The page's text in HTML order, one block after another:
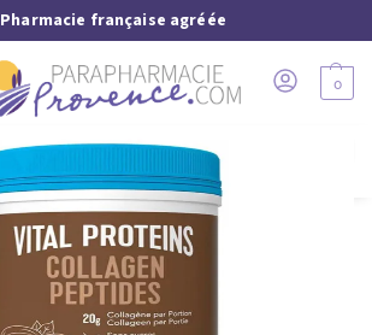
Pharmacie française agréée
0